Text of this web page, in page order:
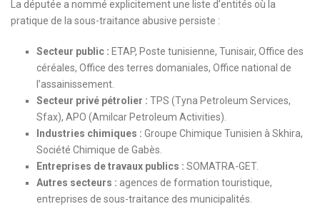
La députée a nommé explicitement une liste d’entités où la
pratique de la sous-traitance abusive persiste :
Secteur public : ETAP, Poste tunisienne, Tunisair, Office des
céréales, Office des terres domaniales, Office national de
l’assainissement.
Secteur privé pétrolier : TPS (Tyna Petroleum Services,
Sfax), APO (Amilcar Petroleum Activities).
Industries chimiques : Groupe Chimique Tunisien à Skhira,
Société Chimique de Gabès.
Entreprises de travaux publics : SOMATRA-GET.
Autres secteurs : agences de formation touristique,
entreprises de sous-traitance des municipalités.